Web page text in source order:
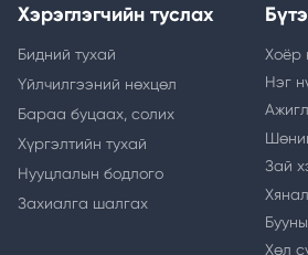
Хэрэглэгчийн туслах
Бидний тухай
Үйлчилгээний нөхцөл
Бараа буцаах, солих
Хүргэлтийн тухай
Нууцлалын бодлого
Захиалга шалгах
Хоёр
Нэг
Зай
Хөл